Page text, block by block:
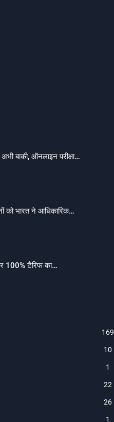
बाकी, ऑनलाइन परीक्षा…
को भारत ने आधिकारिक…
100% टैरिफ का…
10
1
22
26
1